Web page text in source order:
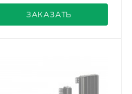
ЗАКАЗАТЬ